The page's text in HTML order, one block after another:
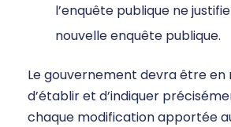
l’enquête publique ne
nouvelle enquête publique.
Le gouvernement devra être en
d’établir et d’indiquer
chaque modification apportée